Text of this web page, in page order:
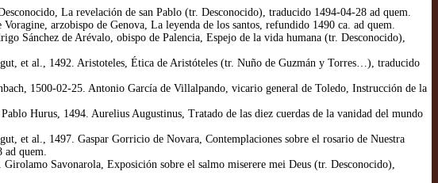
La revelación de san Pablo (tr. Desconocido), traducido 1494-04-28 ad quem.
arzobispo de Genova, La leyenda de los santos, refundido 1490 ca. ad quem.
Sánchez de Arévalo, obispo de Palencia, Espejo de la vida humana (tr. Desconocido),
et al., 1492. Aristoteles, Ética de Aristóteles (tr. Nuño de Guzmán y Torres…), traducido
1500-02-25. Antonio García de Villalpando, vicario general de Toledo, Instrucción de la
Hurus, 1494. Aurelius Augustinus, Tratado de las diez cuerdas de la vanidad del mundo
et al., 1497. Gaspar Gorricio de Novara, Contemplaciones sobre el rosario de Nuestra
ad quem.
Savonarola, Exposición sobre el salmo miserere mei Deus (tr. Desconocido),